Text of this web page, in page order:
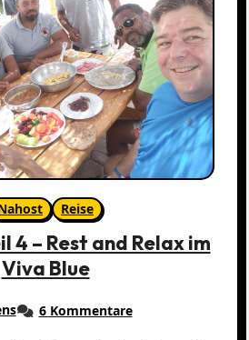
Reise
4 – Rest and Relax im
Viva Blue
6 Kommentare